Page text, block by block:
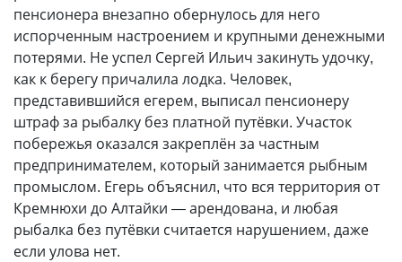
пенсионера внезапно обернулось для него
испорченным настроением и крупными денежными
потерями. Не успел Сергей Ильич закинуть удочку,
как к берегу причалила лодка. Человек,
представившийся егерем, выписал пенсионеру
штраф за рыбалку без платной путёвки. Участок
побережья оказался закреплён за частным
предпринимателем, который занимается рыбным
промыслом. Егерь объяснил, что вся территория от
Кремнюхи до Алтайки — арендована, и любая
рыбалка без путёвки считается нарушением, даже
если улова нет.